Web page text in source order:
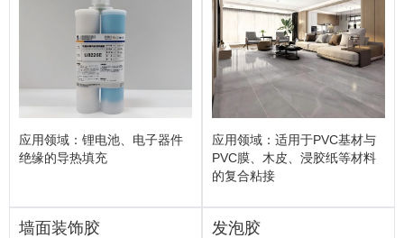
应用领域：锂电池、电子器件
绝缘的导热填充
应用领域：适用于PVC基材与
PVC膜、木皮、浸胶纸等材料
的复合粘接
墙面装饰胶 发泡胶